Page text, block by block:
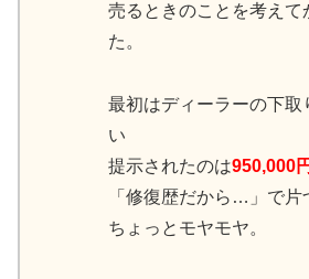
売るときのことを考えて
た。
最初はディーラーの下取
い
提示されたのは950,000円
「修復歴だから…」で片
ちょっとモヤモヤ。